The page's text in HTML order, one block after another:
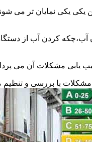
یکی نمایان تر می
کردن آب از
یابی مشکلات آن می
مشکلات با بررسی و